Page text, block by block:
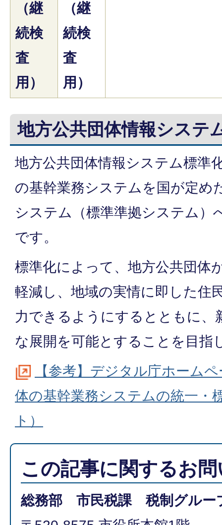
（継
続検
査
用）
（継
続検
査
用）
地方公共団体情報システ
地方公共団体情報システム標準
の基幹業務システムを国が定め
システム（標準準拠システム）
です。
標準化によって、地方公共団体
軽減し、地域の実情に即した住
力できるようにするとともに、
な展開を可能とすることを目指
【参考】デジタル庁ホーム
体の基幹業務システムの統一・
ト）
この記事に関するお
総務部 市民税課 税制グルー